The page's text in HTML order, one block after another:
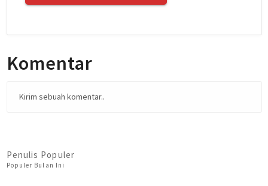
Komentar
Kirim sebuah komentar..
Penulis Populer
Populer Bulan Ini